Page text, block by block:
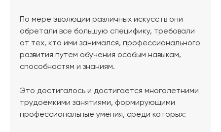
По мере эволюции различных искусств они
обретали все большую специфику, требовали
от тех, кто ими занимался, профессионального
развития путем обучения особым навыкам,
способностям и знаниям.
Это достигалось и достигается многолетними
трудоемкими занятиями, формирующими
профессиональные умения, среди которых: